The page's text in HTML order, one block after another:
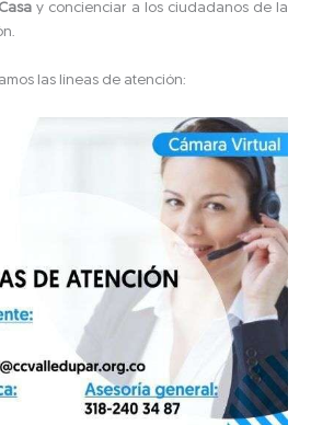
y concienciar a los ciudadanos de la
las líneas de atención: